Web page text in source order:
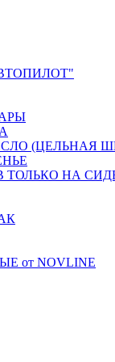
(ЦЕЛЬНАЯ
ТОЛЬКО НА
от NOVLINE